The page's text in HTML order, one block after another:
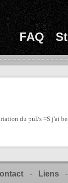
FAQ
du pul/s =S j'ai
- Liens -